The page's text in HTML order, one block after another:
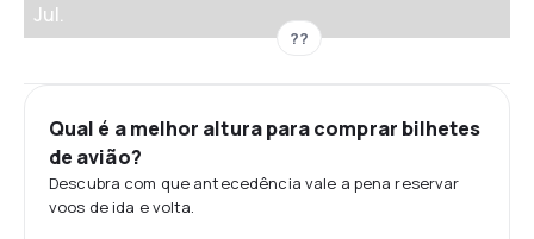
Jul.
??
Qual é a melhor altura para comprar bilhetes
de avião?
Descubra com que antecedência vale a pena reservar
voos de ida e volta.